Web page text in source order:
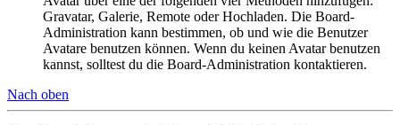
Gravatar, Galerie, Remote oder Hochladen. Die Board-
Administration kann bestimmen, ob und wie die Benutzer
Avatare benutzen können. Wenn du keinen Avatar benutzen
kannst, solltest du die Board-Administration kontaktieren.
Nach oben